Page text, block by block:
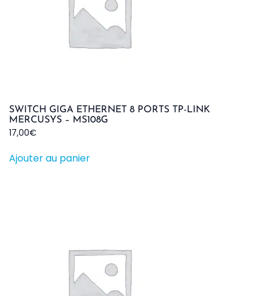
SWITCH GIGA ETHERNET 8 PORTS TP-LINK
MERCUSYS – MS108G
17,00€
Ajouter au panier